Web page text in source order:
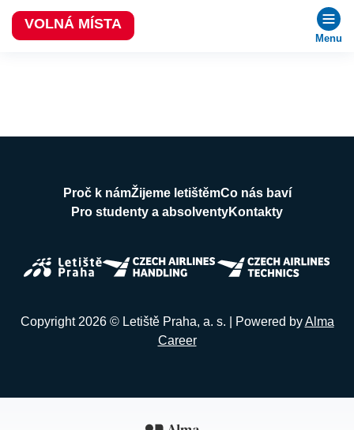
Menu
VOLNÁ MÍSTA
Proč k námŽijeme letištěmCo nás baví
Pro studenty a absolventyKontakty
Copyright 2026 © Letiště Praha, a. s. | Powered byAlma
Career